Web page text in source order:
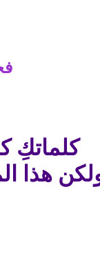
كلماتكِ
هذا